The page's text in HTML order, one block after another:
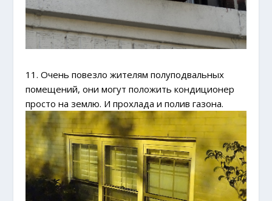
11. Очень повезло жителям полуподвальных
помещений, они могут положить кондиционер
просто на землю. И прохлада и полив газона.